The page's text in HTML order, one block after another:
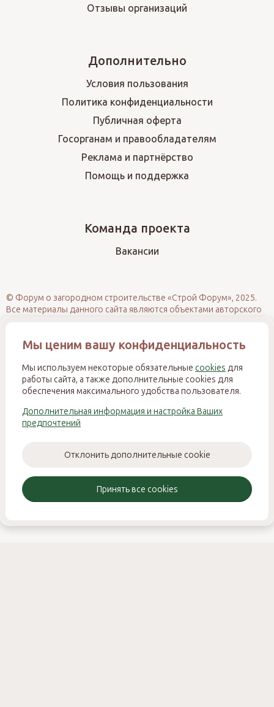
Отзывы организаций
Дополнительно
Условия пользования
Политика конфиденциальности
Публичная оферта
Госорганам и правообладателям
Реклама и партнёрство
Помощь и поддержка
Команда проекта
Вакансии
© Форум о загородном строительстве «Строй Форум», 2025.
Все материалы данного сайта являются объектами авторского
сайтах и ресурсах в Интернете) или иное использование
правообладателя. При полном или частичном использовании
материалов обязательно размещение активной прямой
гиперссылки на источник. Несанкционированное
ст. 7.12 КоАП РФ и влечёт ответственность в соответствии с
законодательством Российской Федерации.
© 2025 STROY-FORUM.RU / ИНН: 531301821728 ИП Смирнов
Никита Михайлович
Реклама Онлайн поддержка NSS — Разработка форума
Мы ценим вашу конфиденциальность
Мы используем некоторые обязательные cookies для
работы сайта, а также дополнительные cookies для
обеспечения максимального удобства пользователя.
Дополнительная информация и настройка Ваших
предпочтений
Отклонить дополнительные cookie
Принять все cookies